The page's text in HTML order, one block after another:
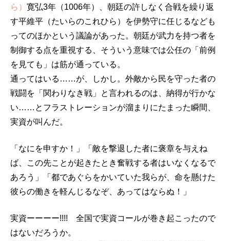
ら） 寛弘3年（1006年）、朝廷の許しなく合戦を繰り返
す平維平（たいらのこれひら）を伊勢守に任じるなども
ってのほかという議論があった。朝廷が武力を持つ者を
制御する点を重視する、そういう意味では公任の「前例
を見ても」は筋が通っている。
通ってはいる……が、しかし。外敵から民を守った者の
戦闘を「関わりなき戦」と言われるのは、納得が行かな
い……とフラストレーションが溜まりにたまった瞬間、
実資が叫んだ。
「なにを申すか！」「敵を撃退した者に褒章を与えね
ば、この先ことが起きたとき奮戦する者はいなくなるで
あろう」「都であぐらをかいていた我らが、命を懸けた
彼らの働きを軽んじるなぞ、あってはならぬ！」
実資ーーーー!!!! 全国で実資コールが巻き起こったので
はないだろうか。